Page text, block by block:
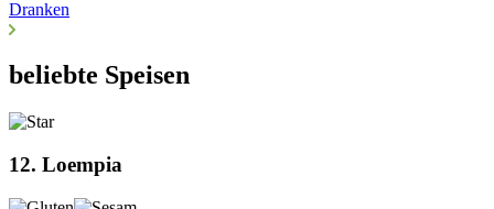
Dranken
beliebte Speisen
12. Loempia